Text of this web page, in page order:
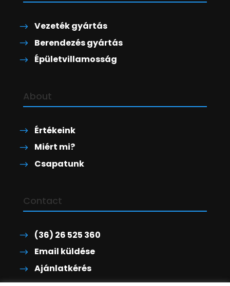
Vezeték gyártás
Berendezés gyártás
Épületvillamosság
About
Értékeink
Miért mi?
Csapatunk
Contact
(36) 26 525 360
Email küldése
Ajánlatkérés